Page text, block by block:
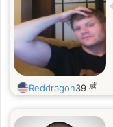
Reddragon39 歳